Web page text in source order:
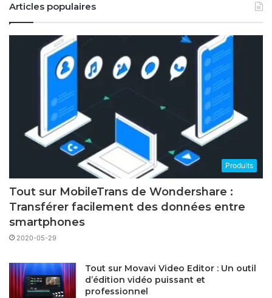
Articles populaires
Produits
Tout sur MobileTrans de Wondershare :
Transférer facilement des données entre
smartphones
2020-05-29
Tout sur Movavi Video Editor : Un outil
d’édition vidéo puissant et
professionnel